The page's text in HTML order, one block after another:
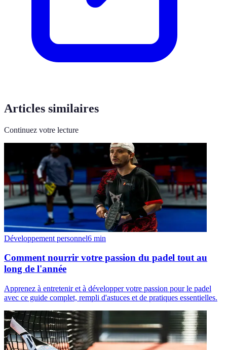
Articles similaires
Continuez votre lecture
Développement personnel6 min
Comment nourrir votre passion du padel tout au
long de l'année
Apprenez à entretenir et à développer votre passion pour le padel
avec ce guide complet, rempli d'astuces et de pratiques essentielles.